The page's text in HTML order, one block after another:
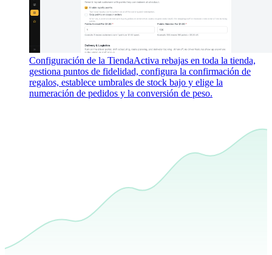
Configuración de la TiendaActiva rebajas en toda la tienda,
gestiona puntos de fidelidad, configura la confirmación de
regalos, establece umbrales de stock bajo y elige la
numeración de pedidos y la conversión de peso.